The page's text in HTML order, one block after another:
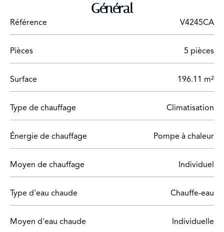
Il comprend une vaste entrée, un salon, une salle à
manger, une cuisine entièrement équipée, quatre
chambres avec salles d’eau attenantes, des toilettes
invités, un bureau, une buanderie, ainsi qu’un dressing
de plus de 20 m².
Général
Référence V4245CA
Pièces 5 pièces
Surface 196.11 m²
Type de chauffage Climatisation
Énergie de chauffage Pompe à chaleur
Moyen de chauffage Individuel
Type d'eau chaude Chauffe-eau
Moyen d'eau chaude Individuelle